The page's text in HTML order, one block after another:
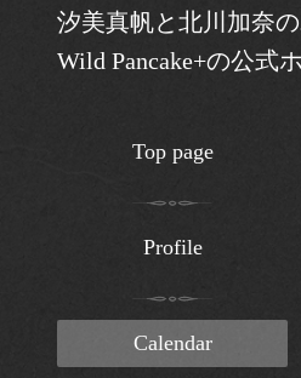
汐美真帆と北川加奈
Wild Pancake+の公式
Top page
Profile
Calendar